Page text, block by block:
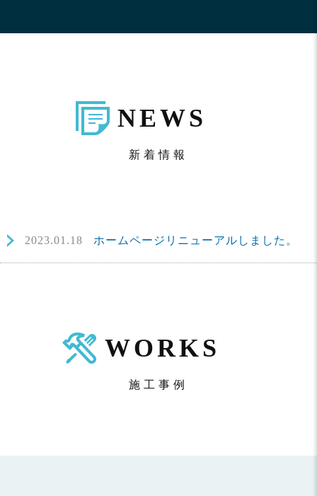
NEWS
新着情報
2023.01.18 ホームページリニューアルしました。
WORKS
施工事例